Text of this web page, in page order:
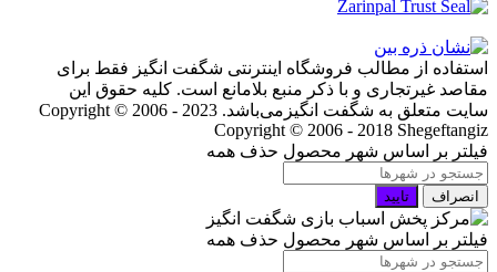
استفاده از مطالب فروشگاه اینترنتی شگفت انگیز فقط برای
مقاصد غیرتجاری و با ذکر منبع بلامانع است. کلیه حقوق این
سایت متعلق به شگفت انگیزمی‌باشد. Copyright © 2006 - 2023
Copyright © 2006 - 2018 Shegeftangiz
فیلتر بر اساس شهر محصول حذف همه
انصراف تایید
فیلتر بر اساس شهر محصول حذف همه